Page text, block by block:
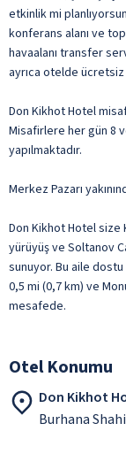
etkinlik mi
konferans alanı ve
havaalanı transfer
ayrıca otelde
Don Kikhot Hotel
Misafirlere her gün 8
yapılmaktadır.
Merkez Pazarı
Don Kikhot Hotel size
yürüyüş ve Soltanov
sunuyor. Bu aile
0,5 mi (0,7 km) ve
mesafede.
Otel Konumu
Don Kikhot
Burhana